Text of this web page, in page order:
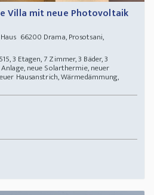
Villa mit neue Photovoltaik
66200 Drama, Prosotsani,
3 Etagen, 7 Zimmer, 3 Bäder, 3
Anlage, neue Solarthermie, neuer
Hausanstrich, Wärmedämmung,